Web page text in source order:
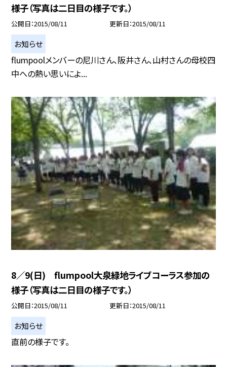
様子（写真は二日目の様子です。）
公開日 2015/08/11 更新日 2015/08/11
お知らせ
flumpoolメンバーの尼川さん、阪井さん、山村さんの母校四
中への熱い思いによ...
8／9(日) flumpool大泉緑地ライブコーラス参加の
様子（写真は二日目の様子です。）
公開日 2015/08/11 更新日 2015/08/11
お知らせ
直前の様子です。